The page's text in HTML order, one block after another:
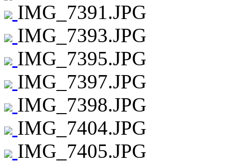
IMG_7391.JPG
IMG_7393.JPG
IMG_7395.JPG
IMG_7397.JPG
IMG_7398.JPG
IMG_7404.JPG
IMG_7405.JPG